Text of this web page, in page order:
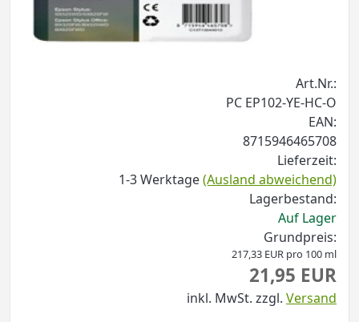
Art.Nr.:
PC EP102-YE-HC-O
EAN:
8715946465708
Lieferzeit:
1-3 Werktage(Ausland abweichend)
Lagerbestand:
Auf Lager
Grundpreis:
217,33 EUR pro 100 ml
21,95 EUR
inkl. MwSt. zzgl. Versand